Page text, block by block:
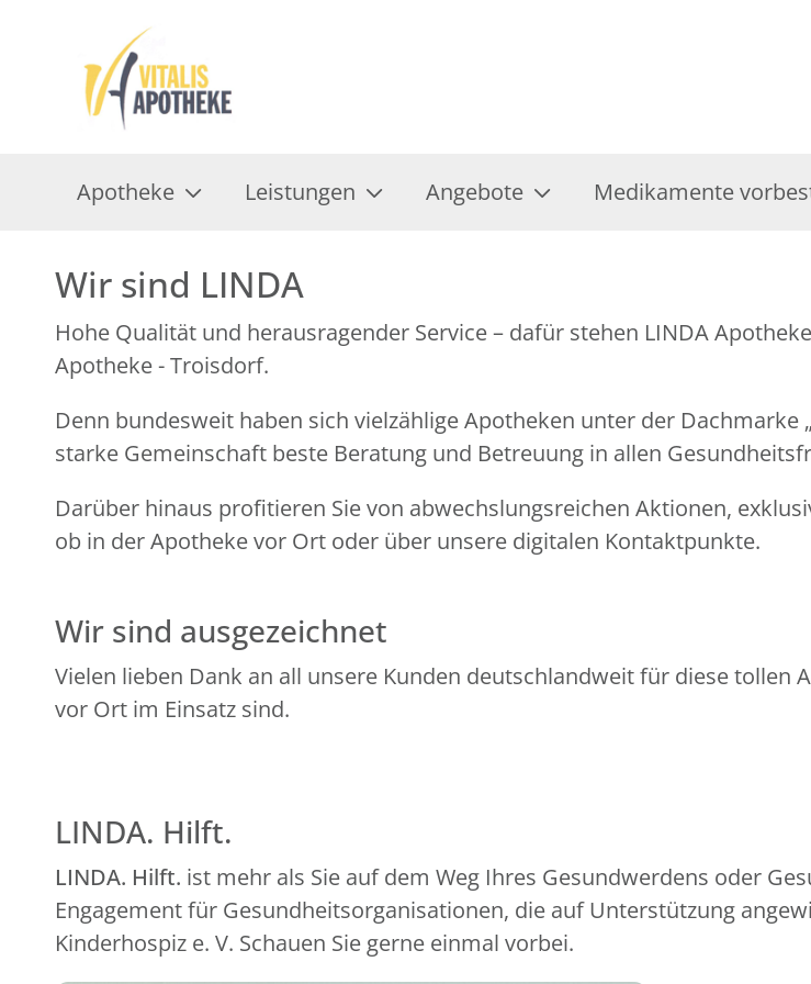
Apotheke Leistungen Angebote Medikamente
Wir sind LINDA
Hohe Qualität und herausragender Service – dafür stehen LINDA
Apotheke - Troisdorf.
Denn bundesweit haben sich vielzählige Apotheken unter der Dachmarke
starke Gemeinschaft beste Beratung und Betreuung in allen
Darüber hinaus profitieren Sie von abwechslungsreichen Aktionen,
ob in der Apotheke vor Ort oder über unsere digitalen Kontaktpunkte.
Wir sind ausgezeichnet
Vielen lieben Dank an all unsere Kunden deutschlandweit für diese tollen
vor Ort im Einsatz sind.
LINDA. Hilft.
LINDA. Hilft. ist mehr als Sie auf dem Weg Ihres Gesundwerdens oder
Engagement für Gesundheitsorganisationen, die auf Unterstützung
Kinderhospiz e. V. Schauen Sie gerne einmal vorbei.